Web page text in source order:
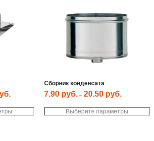
Сборник конденсата
7.90 руб.– 20.50 руб.
Выберите параметры